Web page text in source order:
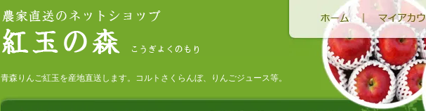
青森りんご紅玉を産地直送します。コルトさくらんぼ、りんごジュース等。